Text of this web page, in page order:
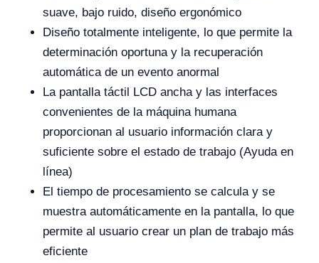
suave, bajo ruido, diseño ergonómico
Diseño totalmente inteligente, lo que permite la
determinación oportuna y la recuperación
automática de un evento anormal
La pantalla táctil LCD ancha y las interfaces
convenientes de la máquina humana
proporcionan al usuario información clara y
suficiente sobre el estado de trabajo (Ayuda en
línea)
El tiempo de procesamiento se calcula y se
muestra automáticamente en la pantalla, lo que
permite al usuario crear un plan de trabajo más
eficiente